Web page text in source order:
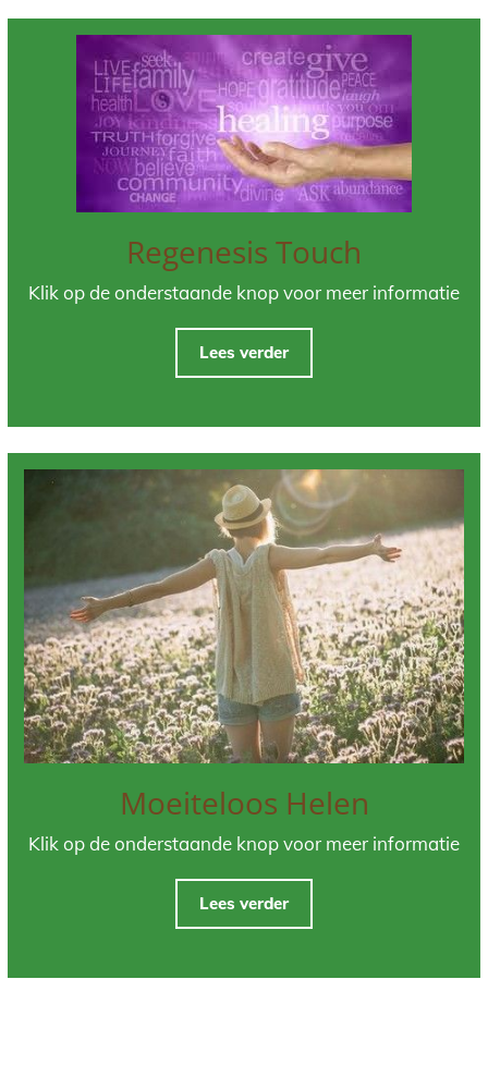
Regenesis Touch
Klik op de onderstaande knop voor meer informatie
Lees verder
Moeiteloos Helen
Klik op de onderstaande knop voor meer informatie
Lees verder